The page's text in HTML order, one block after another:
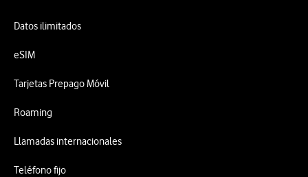
Datos ilimitados
eSIM
Tarjetas Prepago Móvil
Roaming
Llamadas internacionales
Teléfono fijo